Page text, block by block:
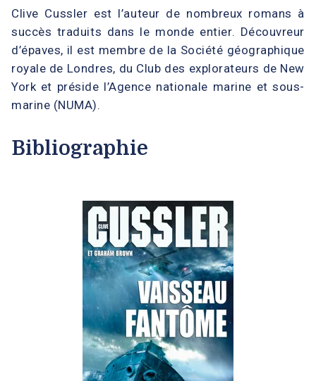
Clive Cussler est l’auteur de nombreux romans à
succès traduits dans le monde entier. Découvreur
d’épaves, il est membre de la Société géographique
royale de Londres, du Club des explorateurs de New
York et préside l’Agence nationale marine et sous-
marine (NUMA).
Bibliographie